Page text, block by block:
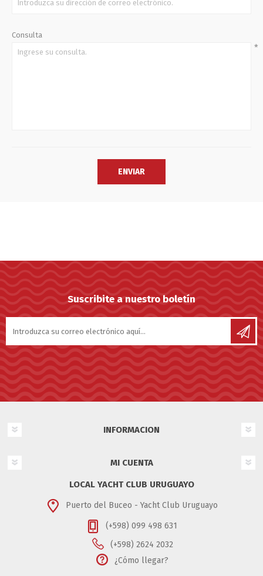
Consulta
*
Suscribite a nuestro boletín
INFORMACION
MI CUENTA
LOCAL YACHT CLUB URUGUAYO
Puerto del Buceo - Yacht Club Uruguayo
(+598) 099 498 631
(+598) 2624 2032
¿Cómo llegar?